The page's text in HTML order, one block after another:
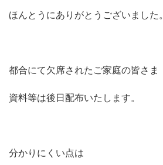
ほんとうにありがとうございました。
都合にて欠席されたご家庭の皆さま
資料等は後日配布いたします。
分かりにくい点は